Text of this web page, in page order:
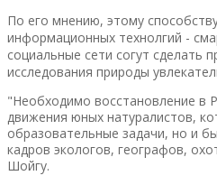
По его мнению, этому
информационных технолгий -
социальные сети согут сделать
исследования природы
"Необходимо восстановление в
движения юных натура­листов,
образовательные задачи, но и
кадров экологов, географов,
Шойгу.